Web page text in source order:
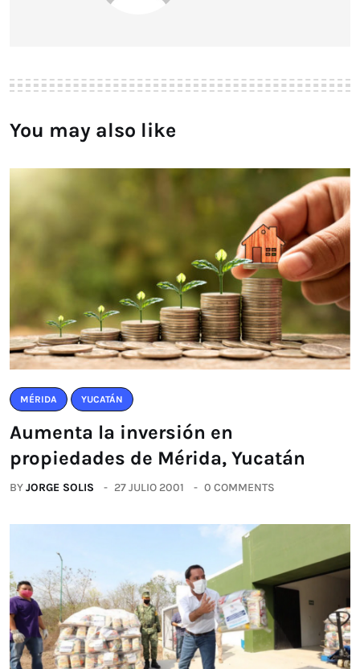
You may also like
MÉRIDA YUCATÁN
Aumenta la inversión en
propiedades de Mérida, Yucatán
BYJORGE SOLIS 27 JULIO 2001 0 COMMENTS